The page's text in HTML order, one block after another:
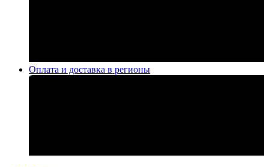
Оплата и доставка в регионы